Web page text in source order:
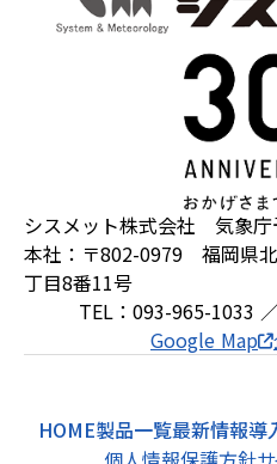
閉
シスメット株式会社 気象
本社：〒802-0979 福岡県
丁目8番11号
TEL：093-965-1033
Google Map
HOME製品一覧最新情報導